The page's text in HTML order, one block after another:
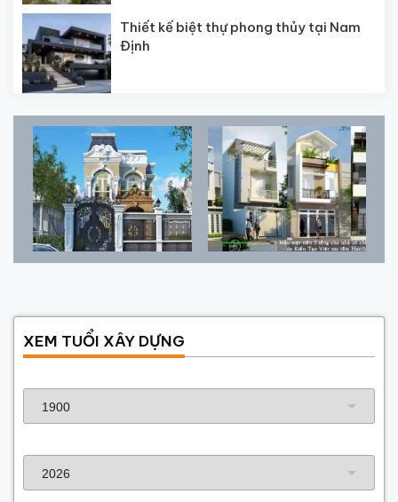
Thiết kế biệt thự phong thủy tại Nam
Định
XEM TUỔI XÂY DỰNG